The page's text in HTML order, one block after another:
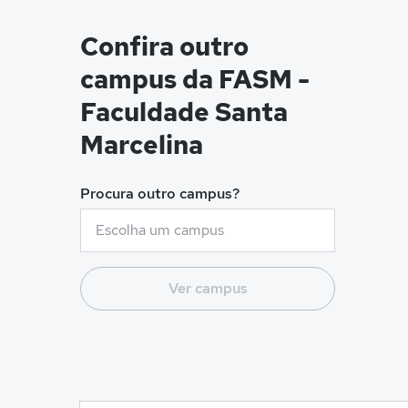
Confira outro
campus da FASM -
Faculdade Santa
Marcelina
Procura outro campus?
Ver campus